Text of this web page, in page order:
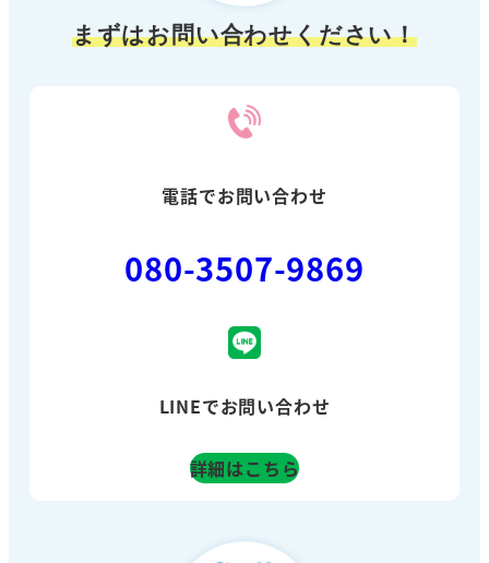
まずはお問い合わせください！
電話でお問い合わせ
080-3507-9869
LINEでお問い合わせ
詳細はこちら